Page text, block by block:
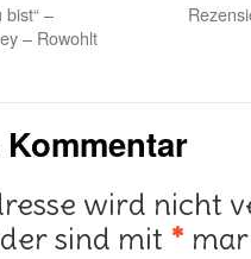
bist“ –
– Rowohlt
wird nicht
sind mit *